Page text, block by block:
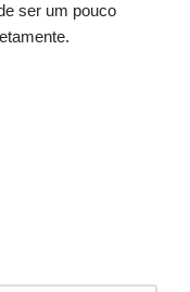
ser um pouco